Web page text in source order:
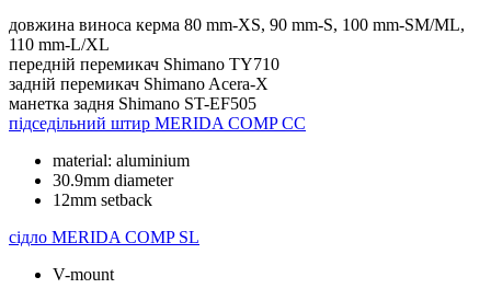
довжина виноса керма 80 mm-XS, 90 mm-S, 100 mm-SM/ML,
110 mm-L/XL
передній перемикач Shimano TY710
задній перемикач Shimano Acera-X
манетка задня Shimano ST-EF505
підседільний штир MERIDA COMP CC
material: aluminium
30.9mm diameter
12mm setback
сідло MERIDA COMP SL
V-mount